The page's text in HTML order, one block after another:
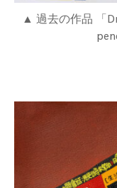
▲ 過去の作品 「